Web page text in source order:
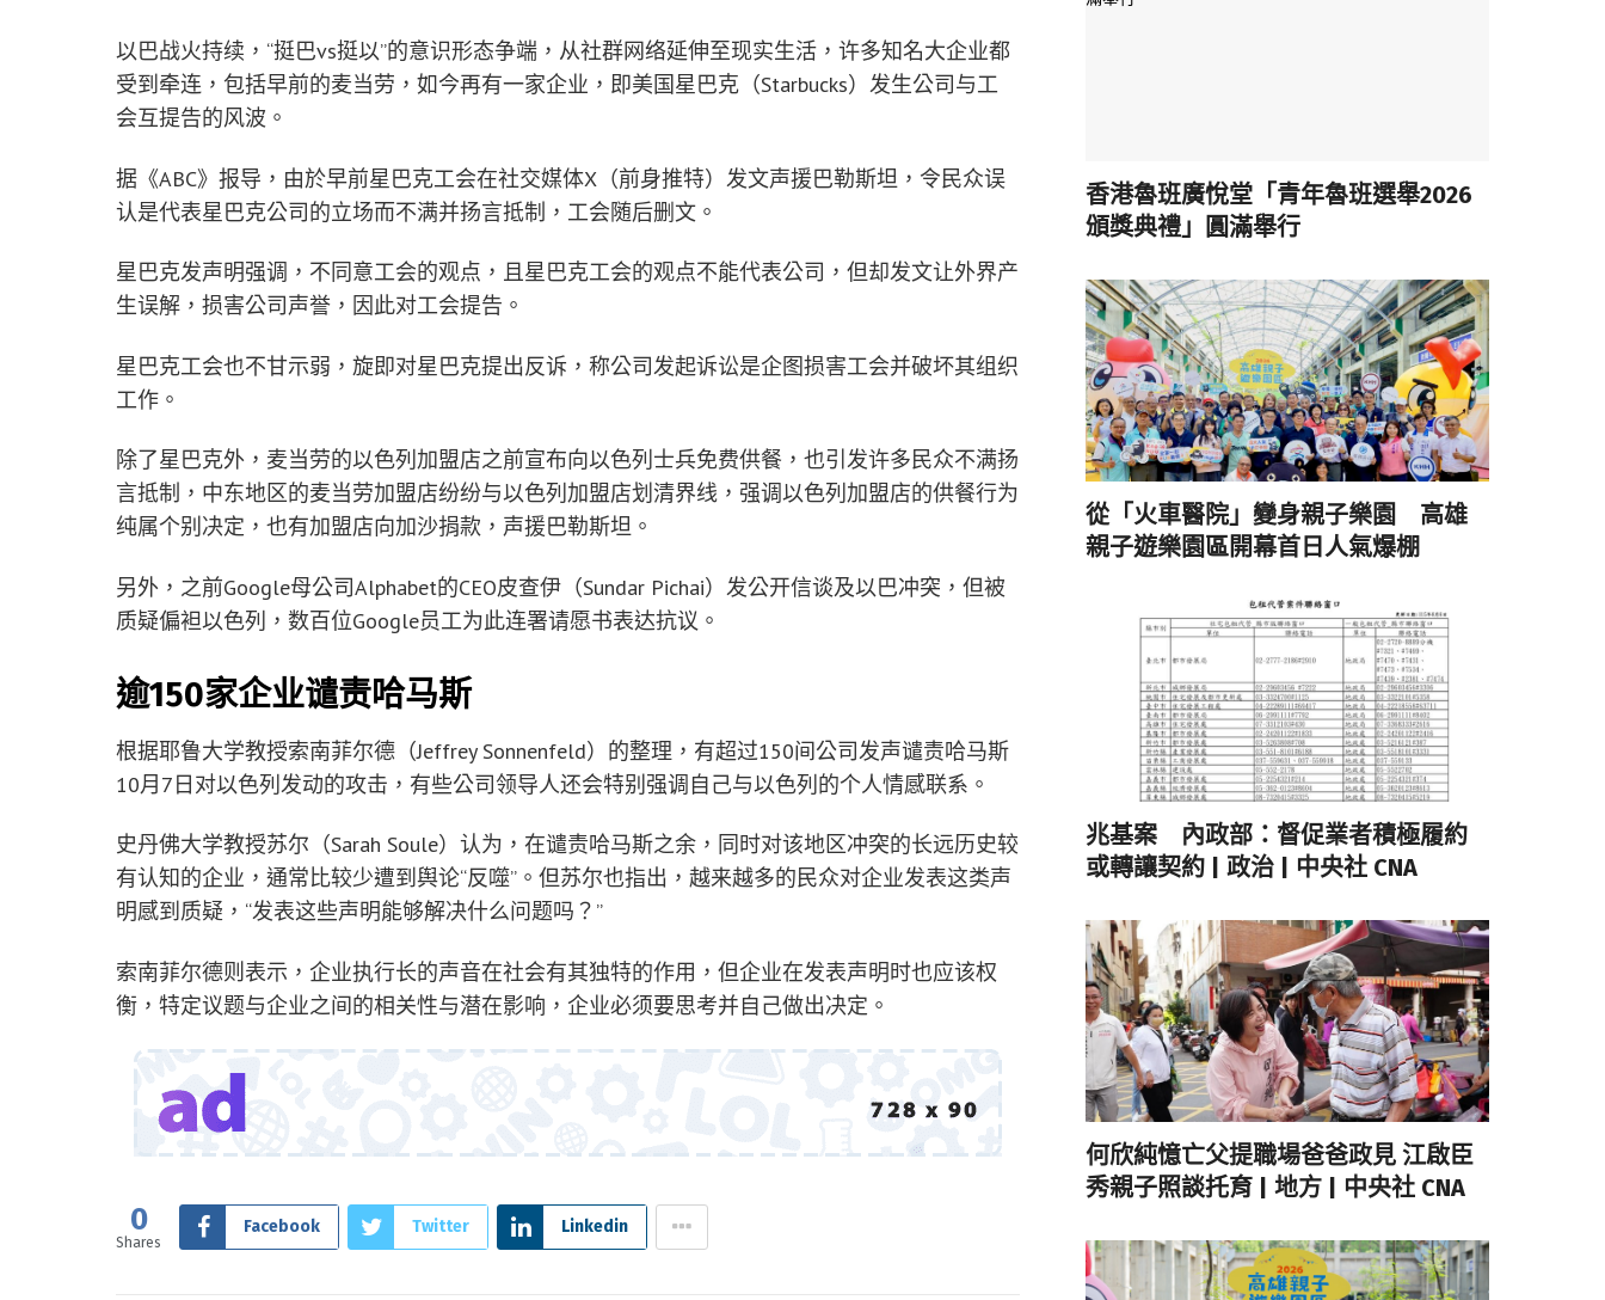
以巴战火持续，“挺巴vs挺以”的意识形态争端，从社群网络延伸至现实生活，许多知名大企业都
受到牵连，包括早前的麦当劳，如今再有一家企业，即美国星巴克（Starbucks）发生公司与工
会互提告的风波。
据《ABC》报导，由於早前星巴克工会在社交媒体X（前身推特）发文声援巴勒斯坦，令民众误
认是代表星巴克公司的立场而不满并扬言抵制，工会随后删文。
星巴克发声明强调，不同意工会的观点，且星巴克工会的观点不能代表公司，但却发文让外界产
生误解，损害公司声誉，因此对工会提告。
星巴克工会也不甘示弱，旋即对星巴克提出反诉，称公司发起诉讼是企图损害工会并破坏其组织
工作。
除了星巴克外，麦当劳的以色列加盟店之前宣布向以色列士兵免费供餐，也引发许多民众不满扬
言抵制，中东地区的麦当劳加盟店纷纷与以色列加盟店划清界线，强调以色列加盟店的供餐行为
纯属个别决定，也有加盟店向加沙捐款，声援巴勒斯坦。
另外，之前Google母公司Alphabet的CEO皮查伊（Sundar Pichai）发公开信谈及以巴冲突，但被
质疑偏袒以色列，数百位Google员工为此连署请愿书表达抗议。
逾150家企业谴责哈马斯
根据耶鲁大学教授索南菲尔德（Jeffrey Sonnenfeld）的整理，有超过150间公司发声谴责哈马斯
10月7日对以色列发动的攻击，有些公司领导人还会特别强调自己与以色列的个人情感联系。
史丹佛大学教授苏尔（Sarah Soule）认为，在谴责哈马斯之余，同时对该地区冲突的长远历史较
有认知的企业，通常比较少遭到舆论“反噬”。但苏尔也指出，越来越多的民众对企业发表这类声
明感到质疑，“发表这些声明能够解决什么问题吗？”
索南菲尔德则表示，企业执行长的声音在社会有其独特的作用，但企业在发表声明时也应该权
衡，特定议题与企业之间的相关性与潜在影响，企业必须要思考并自己做出决定。
0
Shares
Facebook Twitter Linkedin
香港魯班廣悅堂「青年魯班選舉2026
頒獎典禮」圓滿舉行
從「火車醫院」變身親子樂園 高雄
親子遊樂園區開幕首日人氣爆棚
兆基案 內政部：督促業者積極履約
或轉讓契約 | 政治 | 中央社 CNA
何欣純憶亡父提職場爸爸政見 江啟臣
秀親子照談托育 | 地方 | 中央社 CNA